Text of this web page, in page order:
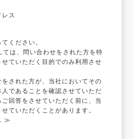
ス
ください。
は、問い合わせをされた方を特
ていただく目的でのみ利用させ
された方が、当社においてその
であることを確認させていただ
回答をさせていただく前に、当
ていただくことがあります。
≫